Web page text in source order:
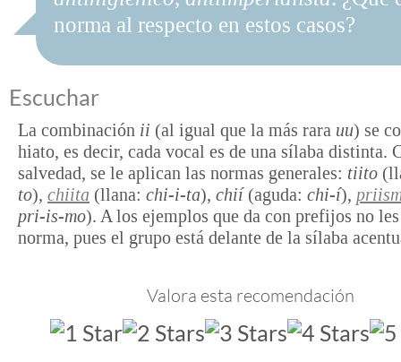
norma al respecto en estos casos?
Escuchar
La combinación ii (al igual que la más rara uu) se
hiato, es decir, cada vocal es de una sílaba distinta.
salvedad, se le aplican las normas generales: tiito
to), chiita (llana: chi-i-ta), chií(aguda: chi-í),
pri-is-mo). A los ejemplos que da con prefijos no
norma, pues el grupo está delante de la sílaba
Valora esta recomendación